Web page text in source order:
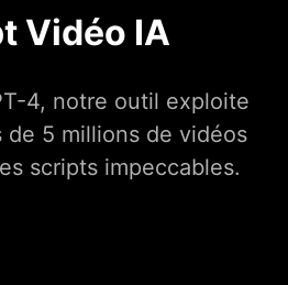
Vidéo IA
4, notre outil exploite
de 5 millions de vidéos
scripts impeccables.